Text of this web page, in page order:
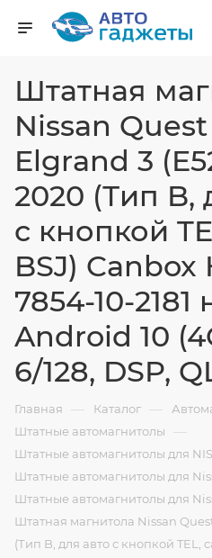
Штатная
Nissan
Elgrand 3
2020 (Тип B,
с кнопкой
BSJ) Canbox
7854-10-2181
Android 10
6/128, DSP,
Главная — Каталог —
Штатные автомагнитолы —
Штатные автомагнитолы для
Штатные автомагнитолы для
Штатные автомагнитолы для
Штатная магнитола Nissan
(Тип B, для авто с кнопкой TEL,